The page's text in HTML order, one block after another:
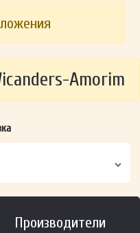
Amorim
Производители